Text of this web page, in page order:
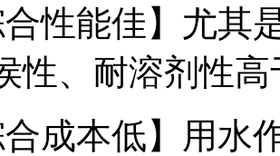
性能佳】尤其
性、耐溶剂性
成本低】用水